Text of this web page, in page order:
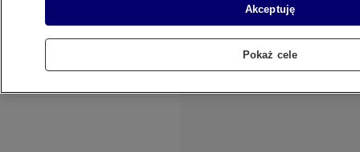
się zmienić z dnia na dzień, bo w związku z
zagrożeniem koronawirusem szpitale mają
prawo zwiększać liczbę takich miejsc poprzez
Akceptuję
Pokaż cele